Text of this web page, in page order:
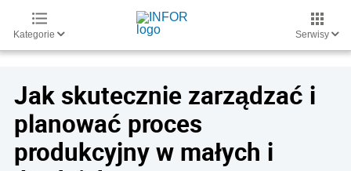
Kategorie Serwisy
Jak skutecznie zarządzać i
planować proces
produkcyjny w małych i